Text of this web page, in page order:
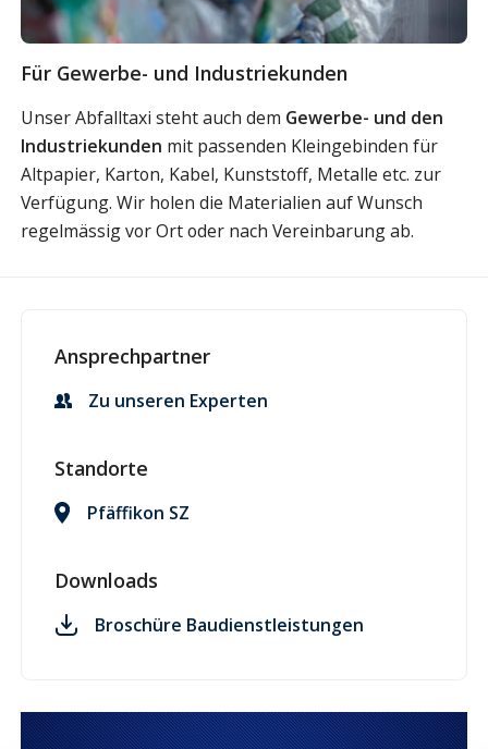
Für Gewerbe- und Industriekunden
Unser Abfalltaxi steht auch dem Gewerbe- und den
Industriekunden mit passenden Kleingebinden für
Altpapier, Karton, Kabel, Kunststoff, Metalle etc. zur
Verfügung. Wir holen die Materialien auf Wunsch
regelmässig vor Ort oder nach Vereinbarung ab.
Ansprechpartner
Zu unseren Experten
Standorte
Pfäffikon SZ
Downloads
Broschüre Baudienstleistungen